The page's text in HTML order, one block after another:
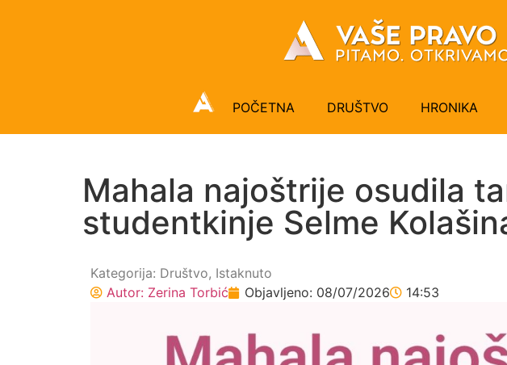
POČETNA DRUŠTVO HRONIKA
Mahala najoštrije osudila
studentkinje Selme
Kategorija: Društvo, Istaknuto
Autor: Zerina Torbić Objavljeno: 08/07/2026 14:53